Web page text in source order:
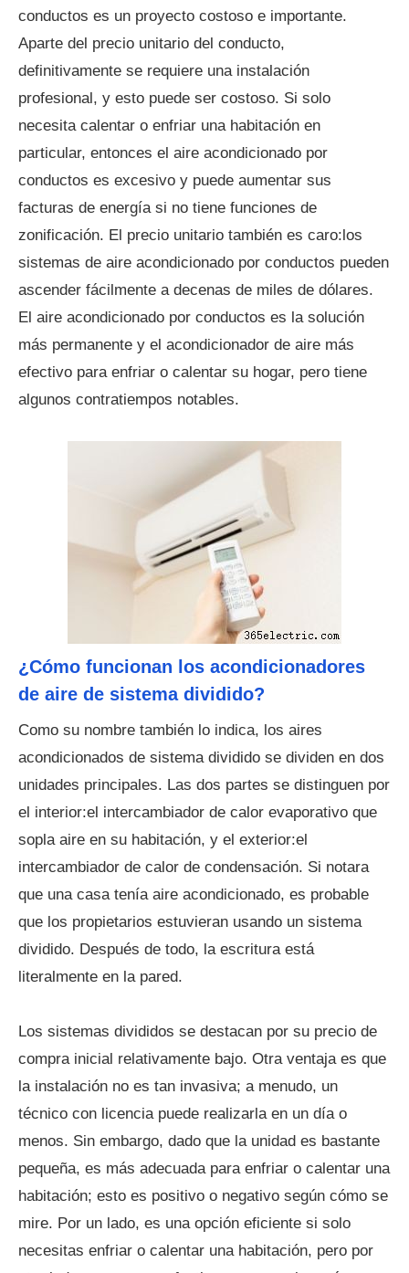
conductos es un proyecto costoso e importante.
Aparte del precio unitario del conducto,
definitivamente se requiere una instalación
profesional, y esto puede ser costoso. Si solo
necesita calentar o enfriar una habitación en
particular, entonces el aire acondicionado por
conductos es excesivo y puede aumentar sus
facturas de energía si no tiene funciones de
zonificación. El precio unitario también es caro:los
sistemas de aire acondicionado por conductos pueden
ascender fácilmente a decenas de miles de dólares.
El aire acondicionado por conductos es la solución
más permanente y el acondicionador de aire más
efectivo para enfriar o calentar su hogar, pero tiene
algunos contratiempos notables.
¿Cómo funcionan los acondicionadores
de aire de sistema dividido?
Como su nombre también lo indica, los aires
acondicionados de sistema dividido se dividen en dos
unidades principales. Las dos partes se distinguen por
el interior:el intercambiador de calor evaporativo que
sopla aire en su habitación, y el exterior:el
intercambiador de calor de condensación. Si notara
que una casa tenía aire acondicionado, es probable
que los propietarios estuvieran usando un sistema
dividido. Después de todo, la escritura está
literalmente en la pared.
Los sistemas divididos se destacan por su precio de
compra inicial relativamente bajo. Otra ventaja es que
la instalación no es tan invasiva; a menudo, un
técnico con licencia puede realizarla en un día o
menos. Sin embargo, dado que la unidad es bastante
pequeña, es más adecuada para enfriar o calentar una
habitación; esto es positivo o negativo según cómo se
mire. Por un lado, es una opción eficiente si solo
necesitas enfriar o calentar una habitación, pero por